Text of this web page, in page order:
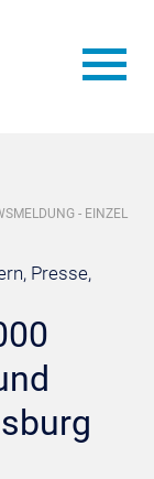
- EINZEL
Presse,